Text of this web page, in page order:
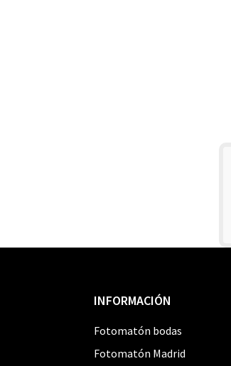
INFORMACIÓN
Fotomatón bodas
Fotomatón Madrid